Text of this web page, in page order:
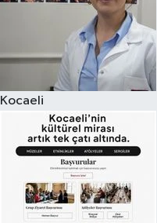
Kocaeli
Tüm Manşetler
Son Dakika
Haber Arşivi